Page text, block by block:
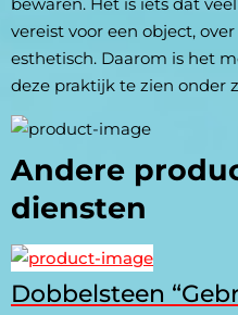
bewaren. Het is iets dat
vereist voor een object,
esthetisch. Daarom is het
deze praktijk te zien onder
Andere
diensten
Dobbelsteen